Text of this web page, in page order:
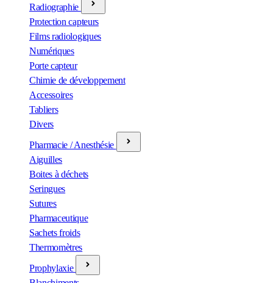
Radiographie
Protection capteurs
Films radiologiques
Numériques
Porte capteur
Chimie de développement
Accessoires
Tabliers
Divers
Pharmacie / Anesthésie
Aiguilles
Boites à déchets
Seringues
Sutures
Pharmaceutique
Sachets froids
Thermomètres
Prophylaxie